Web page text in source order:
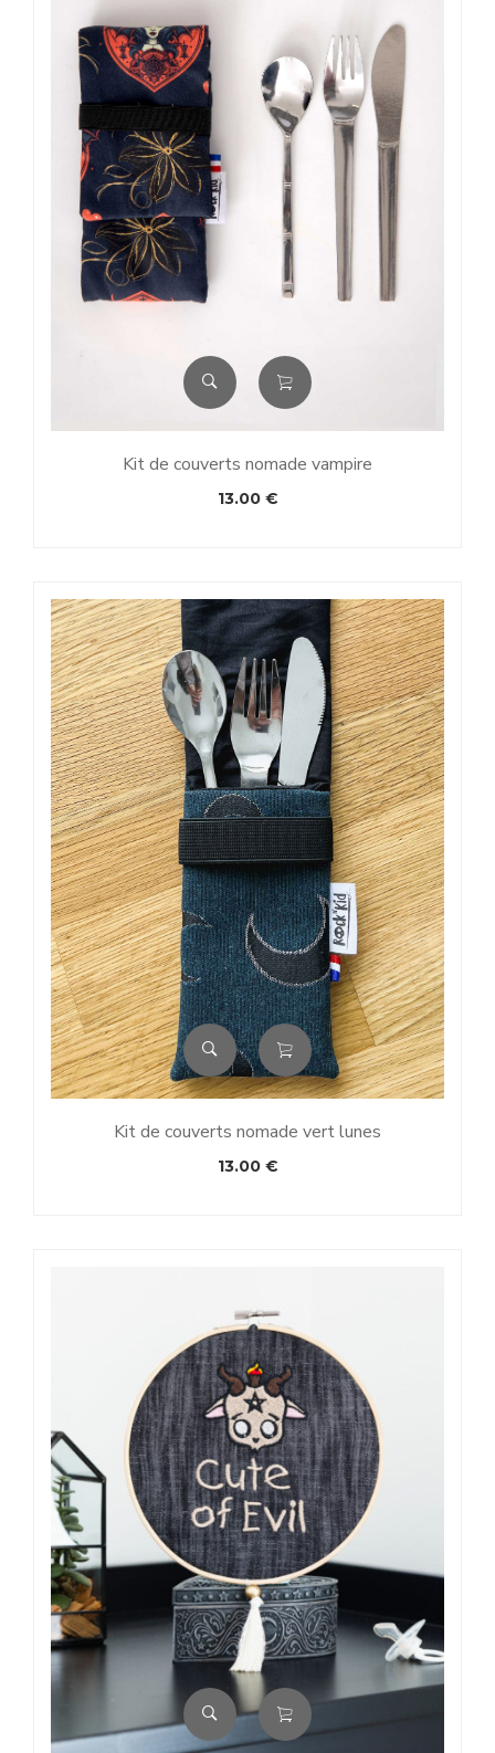
Kit de couverts nomade vampire
13.00 €
Kit de couverts nomade vert lunes
13.00 €